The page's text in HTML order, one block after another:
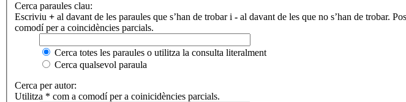
Cerca paraules clau:
Escriviu + al davant de les paraules que s’han de trobar i - al davant de les que no s’han de trobar.
comodí per a coincidències parcials.
Cerca totes les paraules o utilitza la consulta literalment
Cerca qualsevol paraula
Cerca per autor:
Utilitza * com a comodí per a coinicidències parcials.